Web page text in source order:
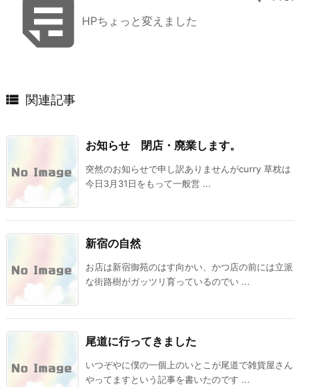
HPちょっと変えました
 関連記事
お知らせ 閉店・廃業します。
突然のお知らせで申し訳ありませんがcurry 草枕は
今日3月31日をもって一般営 ...
新宿の自然
お店は新宿御苑のはす向かい、かつ店の前には立派
な街路樹がガッツリ育っているのでい ...
尾道に行ってきました
いつぞやに僕の一個上のいとこが尾道で雑貨屋さん
やってますという記事を書いたのです ...